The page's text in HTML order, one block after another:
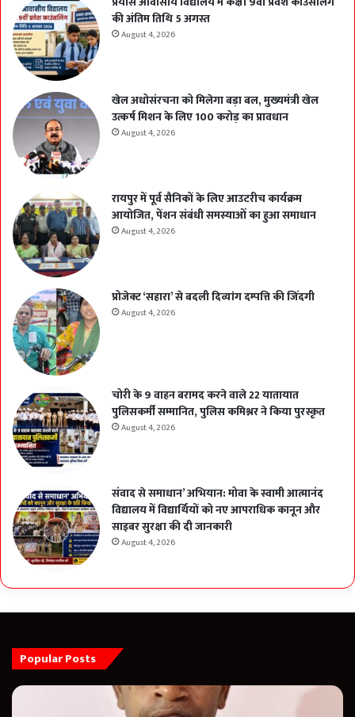
की अंतिम तिथि 5 अगस्त
August 4, 2026
खेल अधोसंरचना को मिलेगा बड़ा बल, मुख्यमंत्री खेल
उत्कर्ष मिशन के लिए 100 करोड़ का प्रावधान
August 4, 2026
रायपुर में पूर्व सैनिकों के लिए आउटरीच कार्यक्रम
आयोजित, पेंशन संबंधी समस्याओं का हुआ समाधान
August 4, 2026
प्रोजेक्ट ‘सहारा’ से बदली दिव्यांग दम्पत्ति की जिंदगी
August 4, 2026
चोरी के 9 वाहन बरामद करने वाले 22 यातायात
पुलिसकर्मी सम्मानित, पुलिस कमिश्नर ने किया पुरस्कृत
August 4, 2026
संवाद से समाधान’ अभियान: मोवा के स्वामी आत्मानंद
विद्यालय में विद्यार्थियों को नए आपराधिक कानून और
साइबर सुरक्षा की दी जानकारी
August 4, 2026
Popular Posts